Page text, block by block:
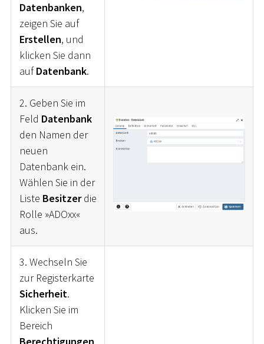
Datenbanken,
zeigen Sie auf
Erstellen, und
klicken Sie dann
aufDatenbank.
2. Geben Sie im
Feld Datenbank
den Namen der
neuen
Datenbank ein.
Wählen Sie in der
Liste Besitzerdie
Rolle »ADOxx«
aus.
3. Wechseln Sie
zur Registerkarte
Sicherheit.
Klicken Sie im
Bereich